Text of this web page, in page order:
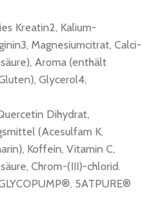
Kreatin2, Kalium-
Magnesiumcitrat, Calci-
Aroma (enthält
Glycerol4,
Dihydrat,
(Acesulfam K,
Koffein, Vitamin C,
Chrom-(III)-chlorid.
5ATPURE®